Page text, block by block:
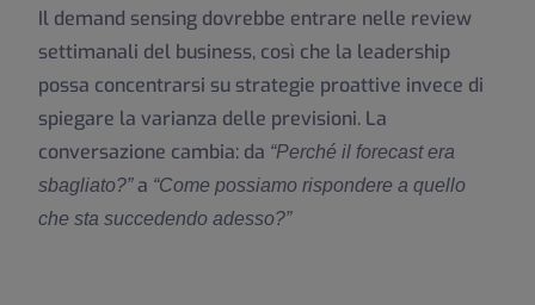
Il demand sensing dovrebbe entrare nelle review
settimanali del business, così che la leadership
possa concentrarsi su strategie proattive invece di
spiegare la varianza delle previsioni. La
conversazione cambia: da “Perché il forecast era
sbagliato?”a “Come possiamo rispondere a quello
che sta succedendo adesso?”